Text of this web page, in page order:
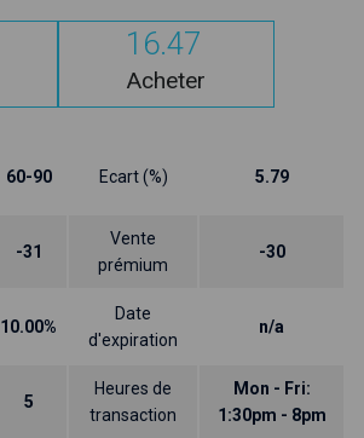
16.47
Acheter
60-90 Ecart (%) 5.79
-31
Vente
prémium
-30
10.00%
Date
d'expiration
n/a
5
Heures de
transaction
Mon - Fri:
1:30pm - 8pm